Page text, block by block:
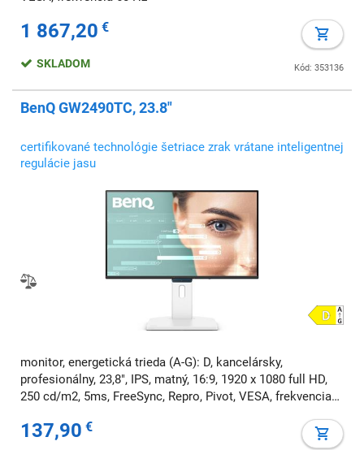
1 867,20 €
Kód: 353136
SKLADOM
BenQ GW2490TC, 23.8"
certifikované technológie šetriace zrak vrátane inteligentnej
regulácie jasu
monitor, energetická trieda (A-G): D, kancelársky,
profesionálny, 23,8", IPS, matný, 16:9, 1920 x 1080 full HD,
250 cd/m2, 5ms, FreeSync, Repro, Pivot, VESA, frekvencia
137,90 €